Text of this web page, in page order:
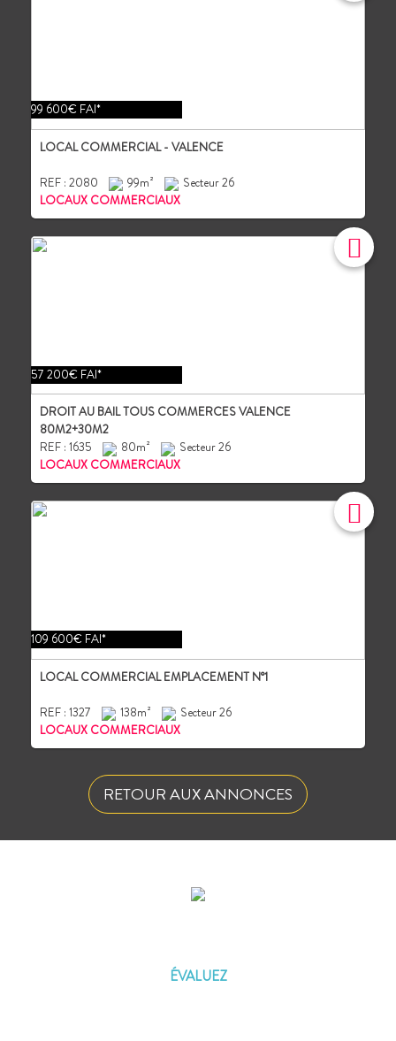
99 600€ FAI*
LOCAL COMMERCIAL - VALENCE
REF : 2080 99m²
Secteur 26
LOCAUX COMMERCIAUX
57 200€ FAI*
DROIT AU BAIL TOUS COMMERCES VALENCE
80M2+30M2
REF : 1635
80m²
Secteur 26
LOCAUX COMMERCIAUX
109 600€ FAI*
LOCAL COMMERCIAL EMPLACEMENT N°1
REF : 1327 138m²
Secteur 26
LOCAUX COMMERCIAUX
RETOUR AUX ANNONCES
ÉVALUEZ